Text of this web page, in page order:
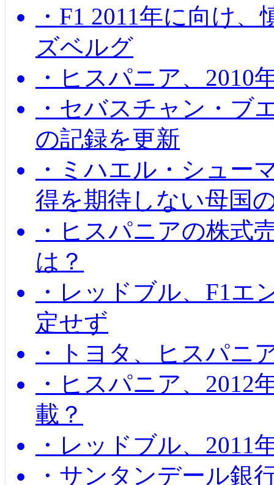
・F1 2011年に向け
ズベルグ
・ヒスパニア、2010
・セバスチャン・ブ
の記録を更新
・ミハエル・シュー
得を期待しない母国
・ヒスパニアの株式
は？
・レッドブル、F1エ
定せず
・トヨタ、ヒスパニ
・ヒスパニア、2012
載？
・レッドブル、2011
・サンタンデール銀